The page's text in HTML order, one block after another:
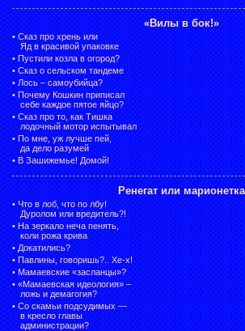
«Вилы в бок!»
• Сказ про хрень или
Яд в красивой упаковке
• Пустили козла в огород?
• Сказ о сельском тандеме
• Лось – самоубийца?
• Почему Кошкин приписал
себе каждое пятое яйцо?
• Сказ про то, как Тишка
лодочный мотор испытывал
• По мне, уж лучше пей,
да дело разумей
• В Зашижемье! Домой!
Ренегат или марионетка
• Что в лоб, что по лбу!
Дуролом или вредитель?!
• На зеркало неча пенять,
коли рожа крива
• Докатились?
• Павлины, говоришь?.. Хе-х!
• Мамаевские «засланцы»?
• «Мамаевская идеология» –
ложь и демагогия?
• Со скамьи подсудимых —
в кресло главы
администрации?